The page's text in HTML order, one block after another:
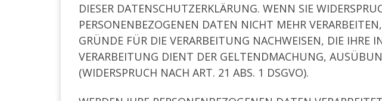
DIESER DATENSCHUTZERKLÄRUNG. WENN SIE
PERSONENBEZOGENEN DATEN NICHT MEHR
GRÜNDE FÜR DIE VERARBEITUNG NACHWEISEN, DIE IHRE
VERARBEITUNG DIENT DER GELTENDMACHUNG,
(WIDERSPRUCH NACH ART. 21 ABS. 1 DSGVO).